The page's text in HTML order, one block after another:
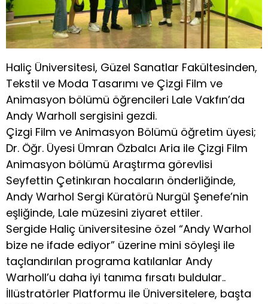
Haliç Üniversitesi, Güzel Sanatlar Fakültesinden,
Tekstil ve Moda Tasarımı ve Çizgi Film ve
Animasyon bölümü öğrencileri Lale Vakfın’da
Andy Warholl sergisini gezdi.
Çizgi Film ve Animasyon Bölümü öğretim üyesi;
Dr. Öğr. Üyesi Ümran Özbalcı Aria ile Çizgi Film
Animasyon bölümü Araştırma görevlisi
Seyfettin Çetinkıran hocaların önderliğinde,
Andy Warhol Sergi Küratörü Nurgül Şenefe’nin
eşliğinde, Lale müzesini ziyaret ettiler.
Sergide Haliç üniversitesine özel “Andy Warhol
bize ne ifade ediyor” üzerine mini söyleşi ile
taçlandırılan programa katılanlar Andy
Warholl’u daha iyi tanıma fırsatı buldular..
İllüstratörler Platformu ile Üniversitelere, başta